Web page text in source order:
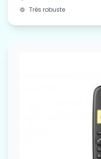
Très robuste